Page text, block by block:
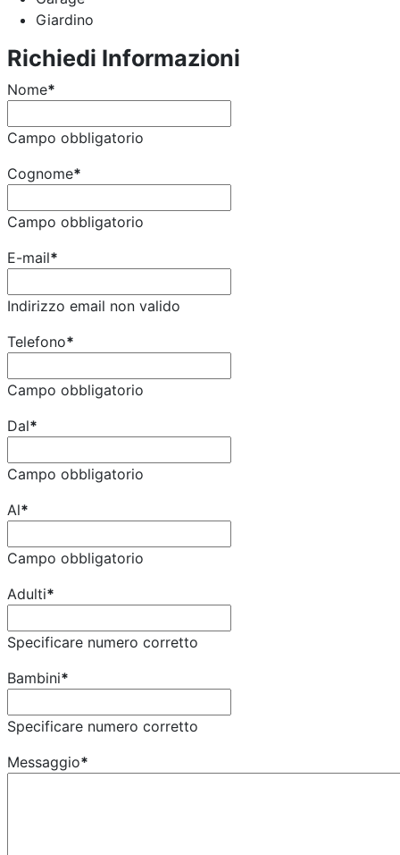
Giardino
Richiedi Informazioni
Nome*
Campo obbligatorio
Cognome*
Campo obbligatorio
E-mail*
Indirizzo email non valido
Telefono*
Campo obbligatorio
Dal*
Campo obbligatorio
Al*
Campo obbligatorio
Adulti*
Specificare numero corretto
Bambini*
Specificare numero corretto
Messaggio*